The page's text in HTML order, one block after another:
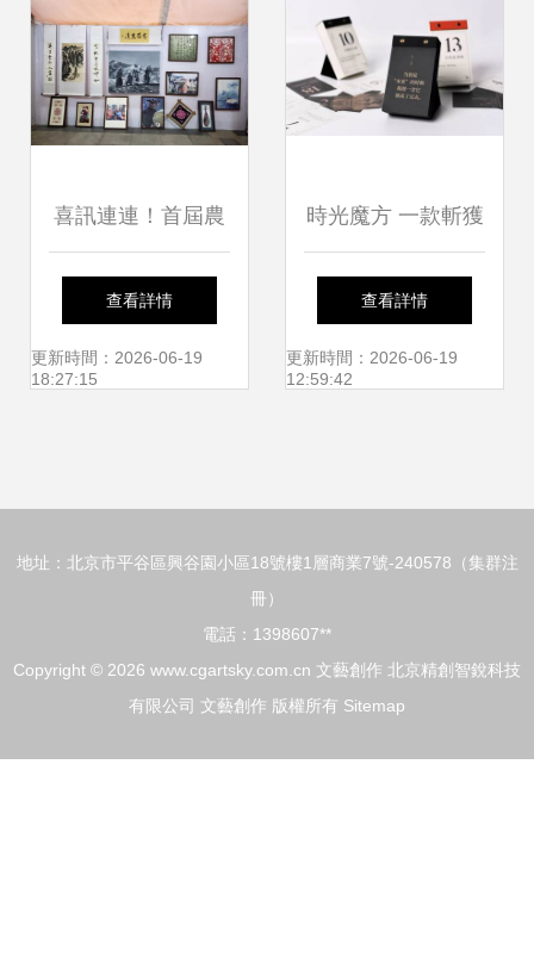
劃
喜訊連連！首屆農
民工原創文藝作品
大賽，汶川選手喜
查看詳情
更新時間：2026-06-19
18:27:15
時光魔方 一款斬獲
紅點大獎的AR日
歷，如何用科技重
查看詳情
更新時間：2026-06-19
12:59:42
地址：北京市平谷區興谷園小區18號樓1層商業7號-240578（集群注
冊）
電話：1398607**
Copyright © 2026 www.cgartsky.com.cn 文藝創作 北京精創智銳科技
有限公司 文藝創作 版權所有 Sitemap